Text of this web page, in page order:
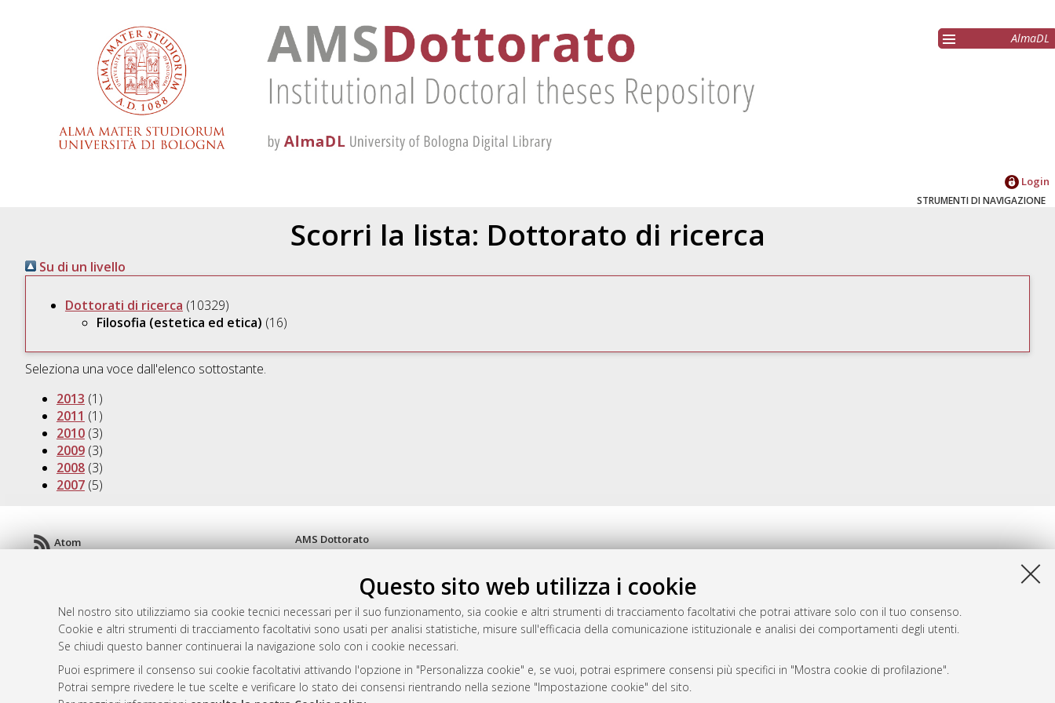
Questo sito web utilizza i cookie
Nel nostro sito utilizziamo sia cookie tecnici necessari per il suo funzionamento, sia cookie e altri strumenti di tracciamento facoltativi che potrai attivare solo con il tuo consenso.
Cookie e altri strumenti di tracciamento facoltativi sono usati per analisi statistiche, misure sull'efficacia della comunicazione istituzionale e analisi dei comportamenti degli utenti.
Se chiudi questo banner continuerai la navigazione solo con i cookie necessari.
Puoi esprimere il consenso sui cookie facoltativi attivando l'opzione in "Personalizza cookie" e, se vuoi, potrai esprimere consensi più specifici in "Mostra cookie di profilazione".
Potrai sempre rivedere le tue scelte e verificare lo stato dei consensi rientrando nella sezione "Impostazione cookie" del sito.
AlmaDL
Login
STRUMENTI DI NAVIGAZIONE
Scorri la lista: Dottorato di ricerca
Su di un livello
Dottorati di ricerca (10329)
Filosofia (estetica ed etica) (16)
Seleziona una voce dall'elenco sottostante.
2013 (1)
2011 (1)
2010(3)
2009(3)
2008(3)
2007(5)
Atom
AMS Dottorato
Servizio implementato e gestito da
Impostazioni Cookie
Informativa sulla privacy
Condizioni d’uso del sito
© ALMA MATER STUDIORUM - Università di Bologna, 2007-2026.